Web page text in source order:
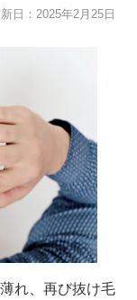
日：2025年2月25日
れ、再び抜け毛